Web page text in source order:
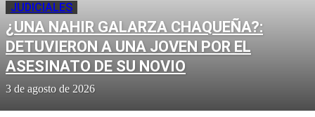
JUDICIALES
¿UNA NAHIR GALARZA CHAQUEÑA?:
DETUVIERON A UNA JOVEN POR EL
ASESINATO DE SU NOVIO
3 de agosto de 2026